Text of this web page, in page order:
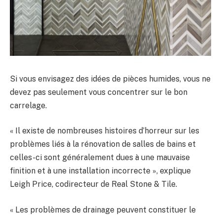
Si vous envisagez des idées de pièces humides, vous ne
devez pas seulement vous concentrer sur le bon
carrelage.
« Il existe de nombreuses histoires d’horreur sur les
problèmes liés à la rénovation de salles de bains et
celles-ci sont généralement dues à une mauvaise
finition et à une installation incorrecte », explique
Leigh Price, codirecteur de Real Stone & Tile.
« Les problèmes de drainage peuvent constituer le